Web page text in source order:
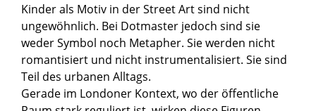
Kinder als Motiv in der Street Art sind nicht
ungewöhnlich. Bei Dotmaster jedoch sind sie
weder Symbol noch Metapher. Sie werden nicht
romantisiert und nicht instrumentalisiert. Sie sind
Teil des urbanen Alltags.
Gerade im Londoner Kontext, wo der öffentliche